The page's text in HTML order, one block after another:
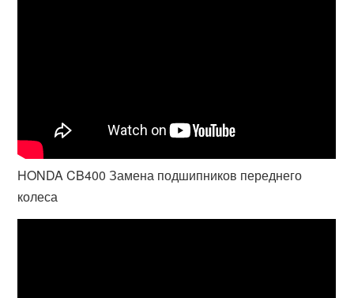
HONDA CB400 Замена подшипников переднего
колеса